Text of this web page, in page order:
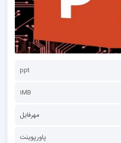
ppt
1MB
مهرفایل
پاورپوینت